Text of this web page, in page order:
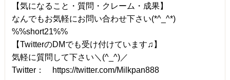
【気になること・質問・クレーム・成果】
なんでもお気軽にお問い合わせ下さい(*^_^*)
%%short21%%
【TwitterのDMでも受け付けています♫】
気軽に質問して下さい＼(^_^)／
Twitter： https://twitter.com/Milkpan888